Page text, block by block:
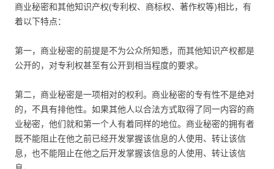
商业秘密和其他知识产权(专利权、商标权、著作权等)相比，有
着以下特点：
第一，商业秘密的前提是不为公众所知悉，而其他知识产权都是
公开的，对专利权甚至有公开到相当程度的要求。
第二，商业秘密是一项相对的权利。商业秘密的专有性不是绝对
的，不具有排他性。如果其他人以合法方式取得了同一内容的商
业秘密，他们就和第一个人有着同样的地位。商业秘密的拥有者
既不能阻止在他之前已经开发掌握该信息的人使用、转让该信
息，也不能阻止在他之后开发掌握该信息的人使用、转让该信